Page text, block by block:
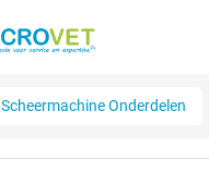
Scheermachine Onderdelen